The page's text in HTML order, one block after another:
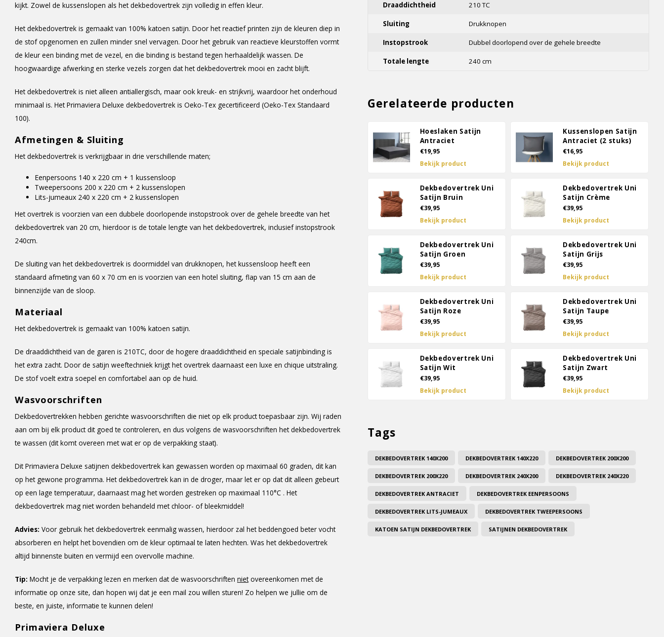
kijkt. Zowel de kussenslopen als het dekbedovertrek zijn volledig in effen kleur.
Het dekbedovertrek is gemaakt van 100% katoen satijn. Door het reactief printen zijn de kleuren diep in
de stof opgenomen en zullen minder snel vervagen. Door het gebruik van reactieve kleurstoffen vormt
de kleur een binding met de vezel, en die binding is bestand tegen herhaaldelijk wassen. De
hoogwaardige afwerking en sterke vezels zorgen dat het dekbedovertrek mooi en zacht blijft.
Het dekbedovertrek is niet alleen antiallergisch, maar ook kreuk- en strijkvrij, waardoor het onderhoud
minimaal is. Het Primaviera Deluxe dekbedovertrek is Oeko-Tex gecertificeerd (Oeko-Tex Standaard
100).
Afmetingen & Sluiting
Het dekbedovertrek is verkrijgbaar in drie verschillende maten;
Eenpersoons 140 x 220 cm + 1 kussensloop
Tweepersoons 200 x 220 cm + 2 kussenslopen
Lits-jumeaux 240 x 220 cm + 2 kussenslopen
Het overtrek is voorzien van een dubbele doorlopende instopstrook over de gehele breedte van het
dekbedovertrek van 20 cm, hierdoor is de totale lengte van het dekbedovertrek, inclusief instopstrook
240cm.
De sluiting van het dekbedovertrek is doormiddel van drukknopen, het kussensloop heeft een
standaard afmeting van 60 x 70 cm en is voorzien van een hotel sluiting, flap van 15 cm aan de
binnenzijde van de sloop.
Materiaal
Het dekbedovertrek is gemaakt van 100% katoen satijn.
De draaddichtheid van de garen is 210TC, door de hogere draaddichtheid en speciale satijnbinding is
het extra zacht. Door de satijn weeftechniek krijgt het overtrek daarnaast een luxe en chique uitstraling.
De stof voelt extra soepel en comfortabel aan op de huid.
Wasvoorschriften
Dekbedovertrekken hebben gerichte wasvoorschriften die niet op elk product toepasbaar zijn. Wij raden
aan om bij elk product dit goed te controleren, en dus volgens de wasvoorschriften het dekbedovertrek
te wassen (dit komt overeen met wat er op de verpakking staat).
Dit Primaviera Deluxe satijnen dekbedovertrek kan gewassen worden op maximaal 60 graden, dit kan
op het gewone programma. Het dekbedovertrek kan in de droger, maar let er op dat dit alleen gebeurt
op een lage temperatuur, daarnaast mag het worden gestreken op maximaal 110°C . Het
dekbedovertrek mag niet worden behandeld met chloor- of bleekmiddel!
Advies: Voor gebruik het dekbedovertrek eenmalig wassen, hierdoor zal het beddengoed beter vocht
absorberen en helpt het bovendien om de kleur optimaal te laten hechten. Was het dekbedovertrek
altijd binnenste buiten en vermijd een overvolle machine.
Tip: Mocht je de verpakking lezen en merken dat de wasvoorschriften nietovereenkomen met de
informatie op onze site, dan hopen wij dat je een mail zou willen sturen! Zo helpen we jullie om de
beste, en juiste, informatie te kunnen delen!
Primaviera Deluxe
Draaddichtheid 210 TC
Sluiting Drukknopen
Instopstrook Dubbel doorlopend over de gehele breedte
Totale lengte 240 cm
Gerelateerde producten
Hoeslaken Satijn
Antraciet
€19,95
Bekijk product
Kussenslopen Satijn
Antraciet (2 stuks)
€16,95
Bekijk product
Dekbedovertrek Uni
Satijn Bruin
€39,95
Bekijk product
Dekbedovertrek Uni
Satijn Crème
€39,95
Bekijk product
Dekbedovertrek Uni
Satijn Groen
€39,95
Bekijk product
Dekbedovertrek Uni
Satijn Grijs
€39,95
Bekijk product
Dekbedovertrek Uni
Satijn Roze
€39,95
Bekijk product
Dekbedovertrek Uni
Satijn Taupe
€39,95
Bekijk product
Dekbedovertrek Uni
Satijn Wit
€39,95
Bekijk product
Dekbedovertrek Uni
Satijn Zwart
€39,95
Bekijk product
Tags
DEKBEDOVERTREK 140X200 DEKBEDOVERTREK 140X220 DEKBEDOVERTREK 200X200
DEKBEDOVERTREK 200X220 DEKBEDOVERTREK 240X200 DEKBEDOVERTREK 240X220
DEKBEDOVERTREK ANTRACIET DEKBEDOVERTREK EENPERSOONS
DEKBEDOVERTREK LITS-JUMEAUX DEKBEDOVERTREK TWEEPERSOONS
KATOEN SATIJN DEKBEDOVERTREK SATIJNEN DEKBEDOVERTREK